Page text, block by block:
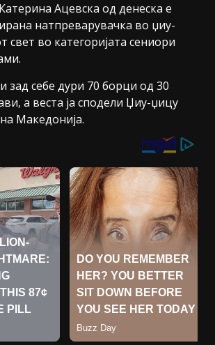
Ацевска од денеска е
натпреварувачка во џиу-
свет во категоријата сениори
зад себе дури 70 борци од 30
а веста ја сподели Џиу-џицу
Македонија.